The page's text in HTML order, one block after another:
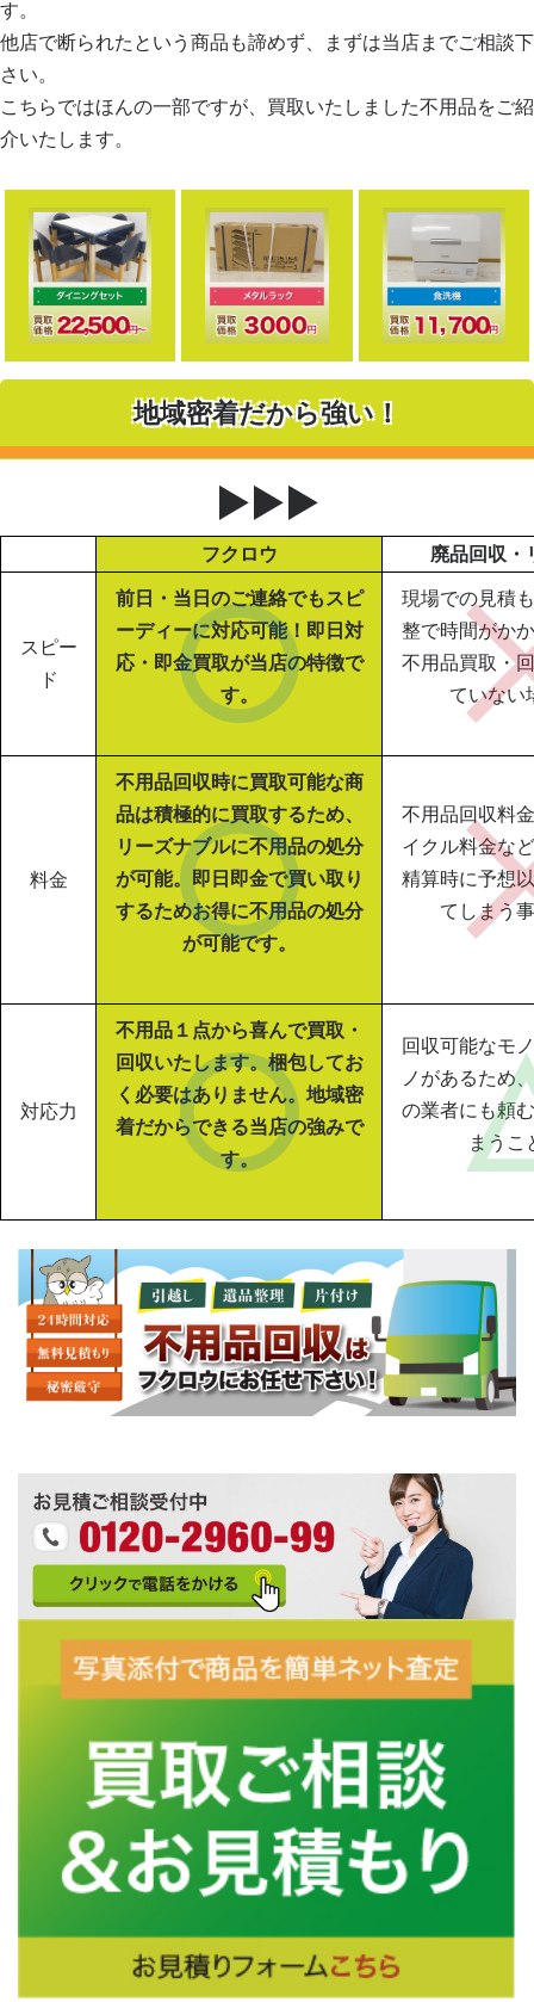
す。
他店で断られたという商品も諦めず、まずは当店までご相談下
さい。
こちらではほんの一部ですが、買取いたしました不用品をご紹
介いたします。
地域密着だから強い！
▶▶▶
フクロウ 廃品回収・
スピー
ド
前日・当日のご連絡でもスピ
ーディーに対応可能！即日対
応・即金買取が当店の特徴で
す。
現場での見積
整で時間がか
不用品買取・
ていない
料金
不用品回収時に買取可能な商
品は積極的に買取するため、
リーズナブルに不用品の処分
が可能。即日即金で買い取り
するためお得に不用品の処分
が可能です。
不用品回収料
イクル料金な
精算時に予想
てしまう
対応力
不用品１点から喜んで買取・
回収いたします。梱包してお
く必要はありません。地域密
着だからできる当店の強みで
す。
回収可能なモ
ノがあるため
の業者にも頼
まうこ